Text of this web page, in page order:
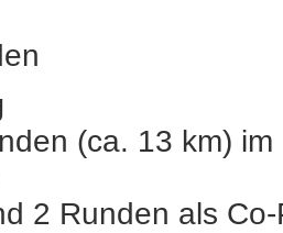
(ca. 13 km)
2 Runden als